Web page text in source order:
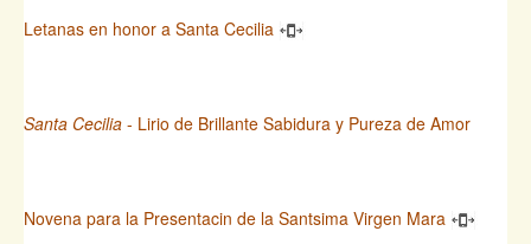
Letanas en honor a Santa Cecilia
Santa Cecilia - Lirio de Brillante Sabidura y Pureza de Amor
Novena para la Presentacin de la Santsima Virgen Mara